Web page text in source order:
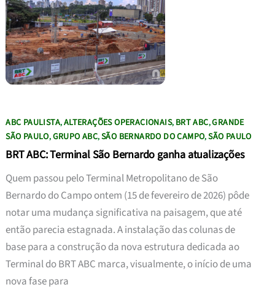
ABC PAULISTA,ALTERAÇÕES OPERACIONAIS, BRT ABC,GRANDE
SÃO PAULO,GRUPO ABC,SÃO BERNARDO DO CAMPO,SÃO PAULO
BRT ABC: Terminal São Bernardo ganha atualizações
Quem passou pelo Terminal Metropolitano de São
Bernardo do Campo ontem (15 de fevereiro de 2026) pôde
notar uma mudança significativa na paisagem, que até
então parecia estagnada. A instalação das colunas de
base para a construção da nova estrutura dedicada ao
Terminal do BRT ABC marca, visualmente, o início de uma
nova fase para